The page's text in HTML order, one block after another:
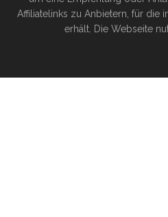
Affiliatelinks zu Anbietern, für die
erhält. Die Webseite